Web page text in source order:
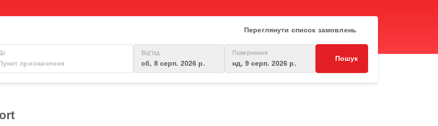
Переглянути список замовлень
Від'їзд
сб, 8 серп. 2026 р.
Повернення
нд, 9 серп. 2026 р.
Пошук